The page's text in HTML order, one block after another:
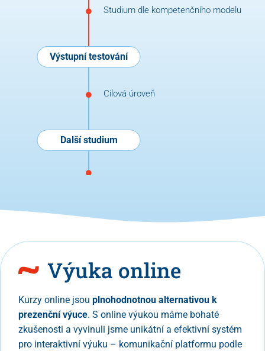
Studium dle kompetenčního modelu
Výstupní testování
Cílová úroveň
Další studium
Výuka online
Kurzy online jsou plnohodnotnou alternativou k
prezenční výuce. S online výukou máme bohaté
zkušenosti a vyvinuli jsme unikátní a efektivní systém
pro interaktivní výuku – komunikační platformu podle